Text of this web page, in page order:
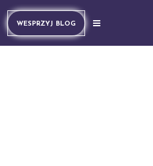
WESPRZYJ BLOG